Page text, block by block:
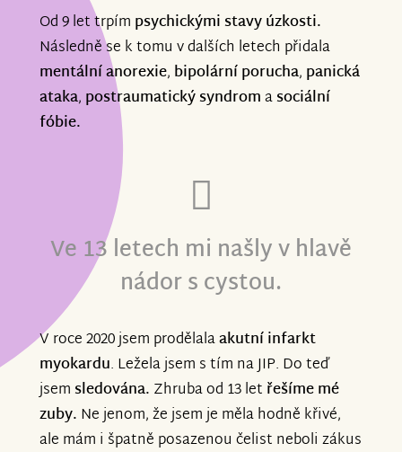
Od 9 let trpím psychickými stavy úzkosti.
Následně se k tomu v dalších letech přidala
mentální anorexie, bipolární porucha, panická
ataka, postraumatický syndromasociální
fóbie.
Ve 13 letech mi našly v hlavě
nádor s cystou.
V roce 2020 jsem prodělalaakutní infarkt
myokardu. Ležela jsem s tím na JIP. Do teď
jsemsledována. Zhruba od 13 let řešíme mé
zuby. Ne jenom, že jsem je měla hodně křivé,
ale mám i špatně posazenou čelist neboli zákus